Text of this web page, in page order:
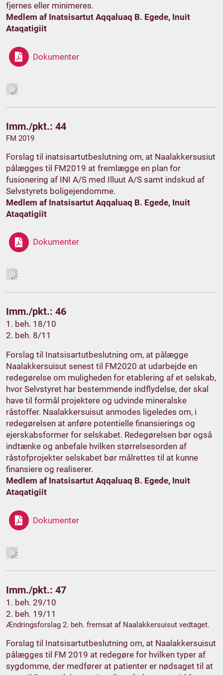
fjernes eller minimeres.
Medlem af Inatsisartut Aqqaluaq B. Egede, Inuit
Ataqatigiit
Dokumenter
Imm./pkt.: 44
FM 2019
Forslag til inatsisartutbeslutning om, at Naalakkersusiut
pålægges til FM2019 at fremlægge en plan for
fusionering af INI A/S med Illuut A/S samt indskud af
Selvstyrets boligejendomme.
Medlem af Inatsisartut Aqqaluaq B. Egede, Inuit
Ataqatigiit
Dokumenter
Imm./pkt.: 46
1. beh. 18/10
2. beh. 8/11
Forslag til Inatsisartutbeslutning om, at pålægge
Naalakkersuisut senest til FM2020 at udarbejde en
redegørelse om muligheden for etablering af et selskab,
hvor Selvstyret har bestemmende indflydelse, der skal
have til formål projektere og udvinde mineralske
råstoffer. Naalakkersuisut anmodes ligeledes om, i
redegørelsen at anføre potentielle finansierings og
ejerskabsformer for selskabet. Redegørelsen bør også
indtænke og anbefale hvilken størrelsesorden af
råstofprojekter selskabet bør målrettes til at kunne
finansiere og realiserer.
Medlem af Inatsisartut Aqqaluaq B. Egede, Inuit
Ataqatigiit
Dokumenter
Imm./pkt.: 47
1. beh. 29/10
2. beh. 19/11
Ændringsforslag 2. beh. fremsat af Naalakkersuisut vedtaget.
Forslag til Inatsisartutbeslutning om, at Naalakkersuisut
pålægges til FM 2019 at redegøre for hvilken typer af
sygdomme, der medfører at patienter er nødsaget til at